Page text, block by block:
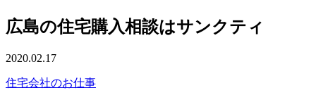
広島の住宅購入相談はサンクティ
2020.02.17
住宅会社のお仕事